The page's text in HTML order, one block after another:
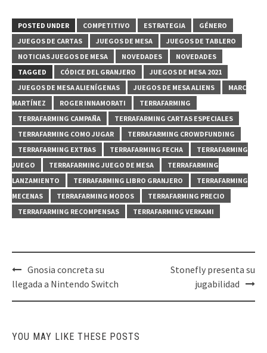
POSTED UNDER COMPETITIVO ESTRATEGIA
GÉNERO
JUEGOS DE CARTAS
JUEGOS DE MESA
JUEGOS DE TABLERO
NOTICIAS JUEGOS DE MESA
NOVEDADES
NOVEDADES
TAGGED
CÓDICE DEL GRANJERO
JUEGOS DE MESA 2021
JUEGOS DE MESA ALIENÍGENAS
JUEGOS DE MESA ALIENS
MARC
MARTÍNEZ
ROGER INNAMORATI
TERRAFARMING
TERRAFARMING CAMPAÑA
TERRAFARMING CARTAS ESPECIALES
TERRAFARMING COMO JUGAR
TERRAFARMING CROWDFUNDING
TERRAFARMING EXTRAS
TERRAFARMING FECHA
TERRAFARMING
JUEGO
TERRAFARMING JUEGO DE MESA
TERRAFARMING
LANZAMIENTO
TERRAFARMING LIBRO GRANJERO
TERRAFARMING
MECENAS
TERRAFARMING MODOS
TERRAFARMING PRECIO
TERRAFARMING RECOMPENSAS
TERRAFARMING VERKAMI
Post
navigation
Gnosia concreta su
llegada a Nintendo Switch
Stonefly presenta su
jugabilidad
YOU MAY LIKE THESE POSTS